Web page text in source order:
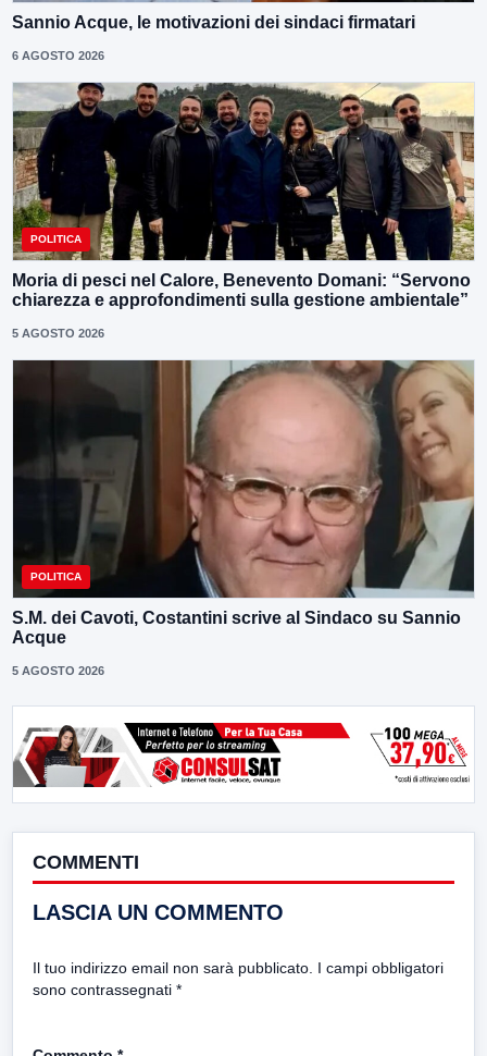
Sannio Acque, le motivazioni dei sindaci firmatari
6 AGOSTO 2026
POLITICA
Moria di pesci nel Calore, Benevento Domani: “Servono
chiarezza e approfondimenti sulla gestione ambientale”
5 AGOSTO 2026
POLITICA
S.M. dei Cavoti, Costantini scrive al Sindaco su Sannio
Acque
5 AGOSTO 2026
COMMENTI
LASCIA UN COMMENTO
Il tuo indirizzo email non sarà pubblicato. I campi obbligatori
sono contrassegnati *